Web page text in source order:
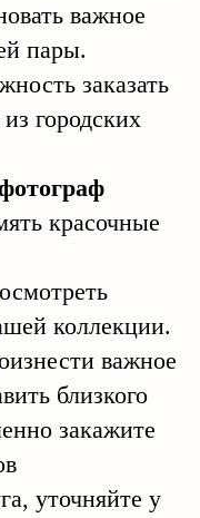
важное
пары.
заказать
городских
красочные
коллекции.
важное
близкого
закажите
уточняйте у